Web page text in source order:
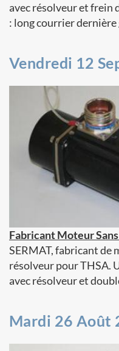
avec résolveur et frein
: long courrier
Vendredi 12
Fabricant Moteur
SERMAT, fabricant de
résolveur pour THSA.
avec résolveur et
Mardi 26 Août